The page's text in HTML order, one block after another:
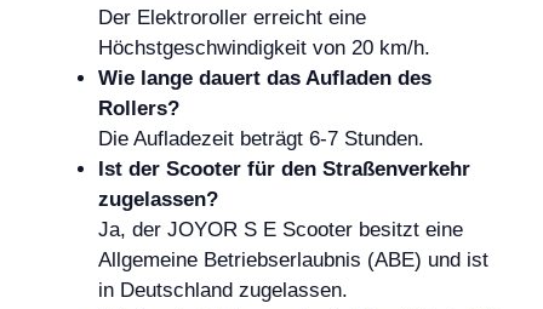
Der Elektroroller erreicht eine
Höchstgeschwindigkeit von 20 km/h.
Wie lange dauert das Aufladen des
Rollers?
Die Aufladezeit beträgt 6-7 Stunden.
Ist der Scooter für den Straßenverkehr
zugelassen?
Ja, der JOYOR S E Scooter besitzt eine
Allgemeine Betriebserlaubnis (ABE) und ist
in Deutschland zugelassen.